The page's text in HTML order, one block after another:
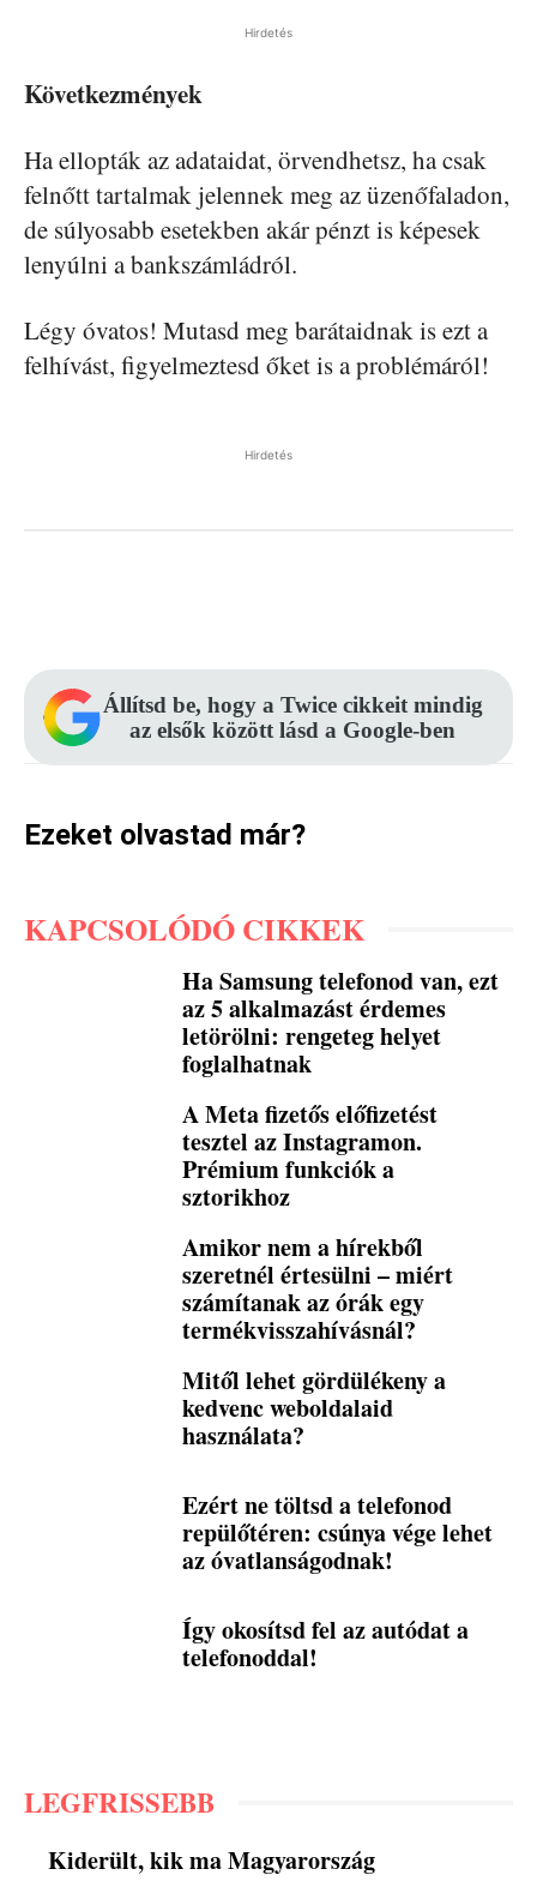
Hirdetés
Következmények
Ha ellopták az adataidat, örvendhetsz, ha csak
felnőtt tartalmak jelennek meg az üzenőfaladon,
de súlyosabb esetekben akár pénzt is képesek
lenyúlni a bankszámládról.
Légy óvatos! Mutasd meg barátaidnak is ezt a
felhívást, figyelmeztesd őket is a problémáról!
Hirdetés
Állítsd be, hogy a Twice cikkeit mindig
az elsők között lásd a Google-ben
Ezeket olvastad már?
KAPCSOLÓDÓ CIKKEK
Ha Samsung telefonod van, ezt
az 5 alkalmazást érdemes
letörölni: rengeteg helyet
foglalhatnak
A Meta fizetős előfizetést
tesztel az Instagramon.
Prémium funkciók a
sztorikhoz
Amikor nem a hírekből
szeretnél értesülni – miért
számítanak az órák egy
termékvisszahívásnál?
Mitől lehet gördülékeny a
kedvenc weboldalaid
használata?
Ezért ne töltsd a telefonod
repülőtéren: csúnya vége lehet
az óvatlanságodnak!
Így okosítsd fel az autódat a
telefonoddal!
LEGFRISSEBB
Kiderült, kik ma Magyarország